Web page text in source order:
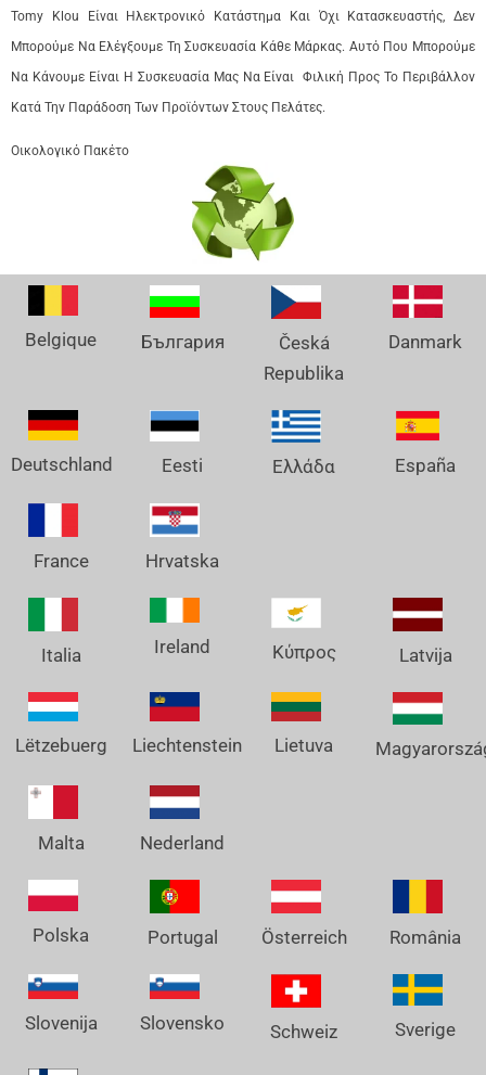
Tomy Klou Είναι Ηλεκτρονικό Κατάστημα Και Όχι Κατασκευαστής, Δεν
Μπορούμε Να Ελέγξουμε Τη Συσκευασία Κάθε Μάρκας. Αυτό Που Μπορούμε
Να Κάνουμε Είναι Η Συσκευασία Μας Να Είναι Φιλική Προς Το Περιβάλλον
Κατά Την Παράδοση Των Προϊόντων Στους Πελάτες.
Οικολογικό Πακέτο
Belgique България
Česká
Republika
Danmark
Deutschland Eesti Ελλάδα España
France Hrvatska
Italia Ireland Κύπρος Latvija
Lëtzebuerg Liechtenstein Lietuva
Malta Nederland
Polska Portugal Österreich România
Slovenija Slovensko Schweiz Sverige